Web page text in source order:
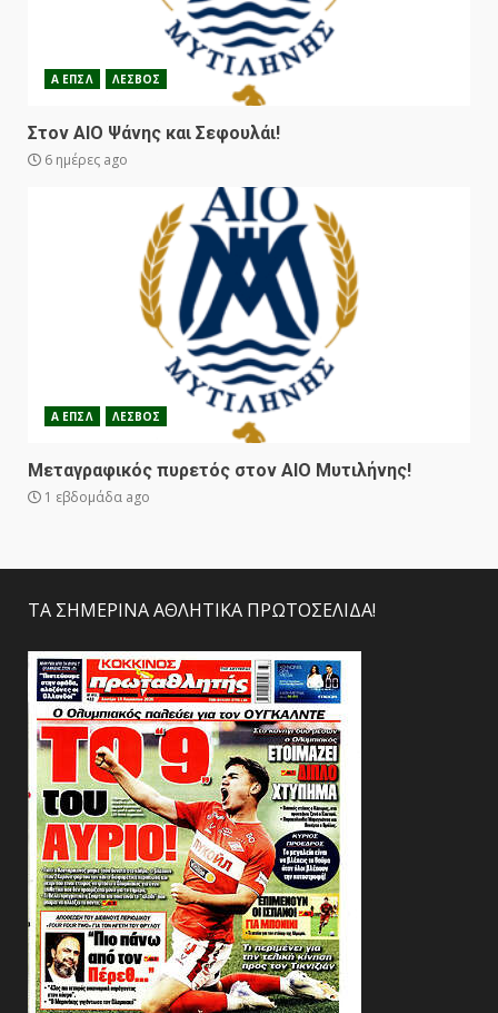
Α ΕΠΣΛ ΛΕΣΒΟΣ
Στον ΑΙΟ Ψάνης και Σεφουλάι!
6 ημέρες ago
Α ΕΠΣΛ ΛΕΣΒΟΣ
Μεταγραφικός πυρετός στον ΑΙΟ Μυτιλήνης!
1 εβδομάδα ago
ΤΑ ΣΗΜΕΡΙΝΑ ΑΘΛΗΤΙΚΑ ΠΡΩΤΟΣΕΛΙΔΑ!